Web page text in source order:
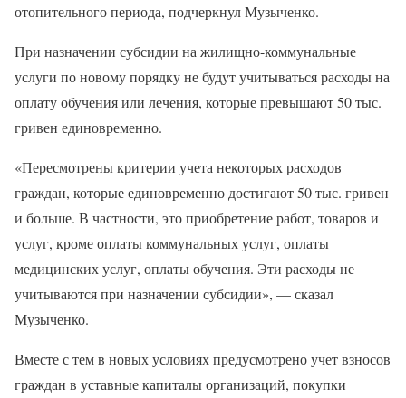
отопительного периода, подчеркнул Музыченко.
При назначении субсидии на жилищно-коммунальные
услуги по новому порядку не будут учитываться расходы на
оплату обучения или лечения, которые превышают 50 тыс.
гривен единовременно.
«Пересмотрены критерии учета некоторых расходов
граждан, которые единовременно достигают 50 тыс. гривен
и больше. В частности, это приобретение работ, товаров и
услуг, кроме оплаты коммунальных услуг, оплаты
медицинских услуг, оплаты обучения. Эти расходы не
учитываются при назначении субсидии», — сказал
Музыченко.
Вместе с тем в новых условиях предусмотрено учет взносов
граждан в уставные капиталы организаций, покупки